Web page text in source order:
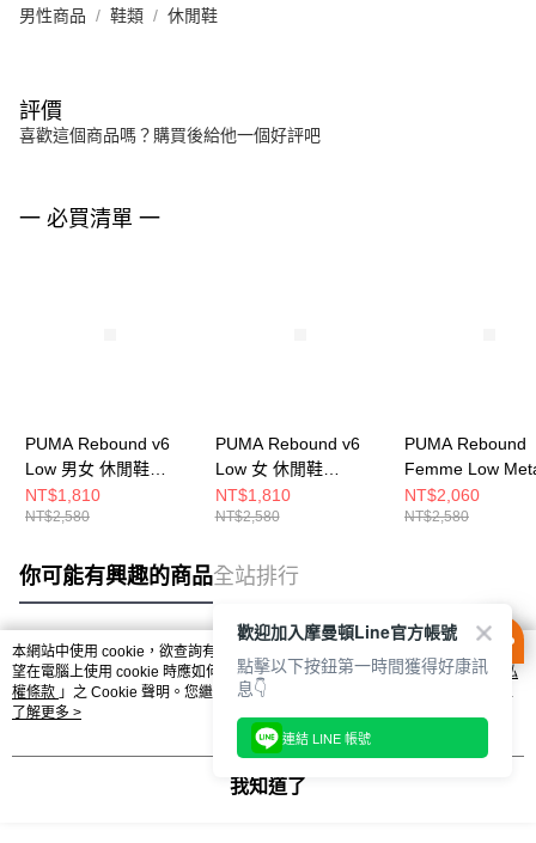
男性商品 鞋類 休閒鞋
評價
喜歡這個商品嗎？購買後給他一個好評吧
一 必買清單 一
PUMA Rebound v6
Low 男女 休閒鞋
39232837
NT$1,810
NT$2,580
PUMA Rebound v6
Low 女 休閒鞋
39232840
NT$1,810
NT$2,580
PUMA Rebound
Femme Low
Whi 女 休閒鞋
40606301
NT$2,060
NT$2,580
你可能有興趣的商品全站排行
熱門標籤
本網站中使用 cookie，欲查詢有關本網站使用 cookie 方式之詳情，及若您不希
望在電腦上使用 cookie 時應如何變更電腦的 cookie 設定，請參閱本網站「
隱私
權條款 」之 Cookie 聲明。您繼續使用本網站即表示您同意本公司得按本網站使
用條款之 Cookie 聲明使用 cookie。
了解更多 >
我知道了
歡迎加入摩曼頓Line官方帳號
點擊以下按鈕第一時間獲得好康訊
息👇
連結 LINE 帳號